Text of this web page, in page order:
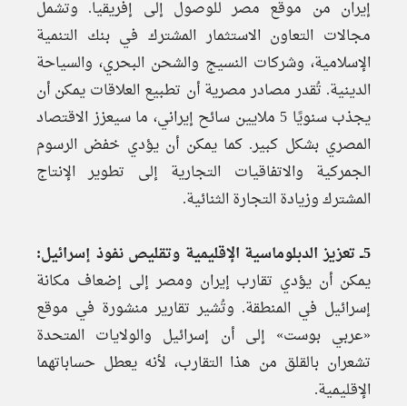
إيران من موقع مصر للوصول إلى إفريقيا. وتشمل
مجالات التعاون الاستثمار المشترك في بنك التنمية
الإسلامية، وشركات النسيج والشحن البحري، والسياحة
الدينية. تُقدر مصادر مصرية أن تطبيع العلاقات يمكن أن
يجذب سنويًا 5 ملايين سائح إيراني، ما سيعزز الاقتصاد
المصري بشكل كبير. كما يمكن أن يؤدي خفض الرسوم
الجمركية والاتفاقيات التجارية إلى تطوير الإنتاج
المشترك وزيادة التجارة الثنائية.
5ــ تعزيز الدبلوماسية الإقليمية وتقليص نفوذ إسرائيل:
يمكن أن يؤدي تقارب إيران ومصر إلى إضعاف مكانة
إسرائيل في المنطقة. وتُشير تقارير منشورة في موقع
«عربي بوست» إلى أن إسرائيل والولايات المتحدة
تشعران بالقلق من هذا التقارب، لأنه يعطل حساباتهما
الإقليمية.